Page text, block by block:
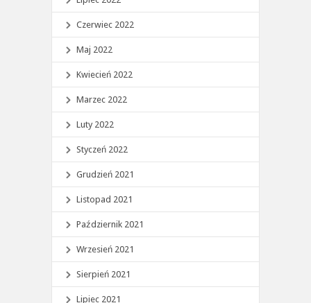
Czerwiec 2022
Maj 2022
Kwiecień 2022
Marzec 2022
Luty 2022
Styczeń 2022
Grudzień 2021
Listopad 2021
Październik 2021
Wrzesień 2021
Sierpień 2021
Lipiec 2021